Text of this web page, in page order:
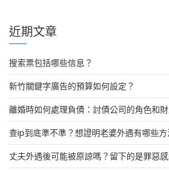
近期文章
搜索票包括哪些信息？
新竹關鍵字廣告的預算如何設定？
離婚時如何處理負債：討債公司的角色和
查ip到底準不準？想證明老婆外遇有哪些
丈夫外遇後可能被原諒嗎？留下的是罪惡